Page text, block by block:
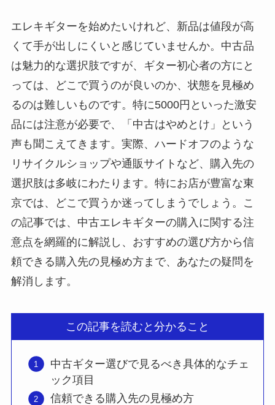
エレキギターを始めたいけれど、新品は値段が高
くて手が出しにくいと感じていませんか。中古品
は魅力的な選択肢ですが、ギター初心者の方にと
っては、どこで買うのが良いのか、状態を見極め
るのは難しいものです。特に5000円といった激安
品には注意が必要で、「中古はやめとけ」という
声も聞こえてきます。実際、ハードオフのような
リサイクルショップや通販サイトなど、購入先の
選択肢は多岐にわたります。特にお店が豊富な東
京では、どこで買うか迷ってしまうでしょう。こ
の記事では、中古エレキギターの購入に関する注
意点を網羅的に解説し、おすすめの選び方から信
頼できる購入先の見極め方まで、あなたの疑問を
解消します。
この記事を読むと分かること
中古ギター選びで見るべき具体的なチェ
ック項目
信頼できる購入先の見極め方